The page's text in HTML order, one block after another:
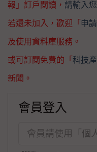
報」訂戶閱讀， 請輸入
若還未加入，歡迎「 申
及使用資料庫服務。
或可訂閱免費的「 科技
新聞。
會員登入